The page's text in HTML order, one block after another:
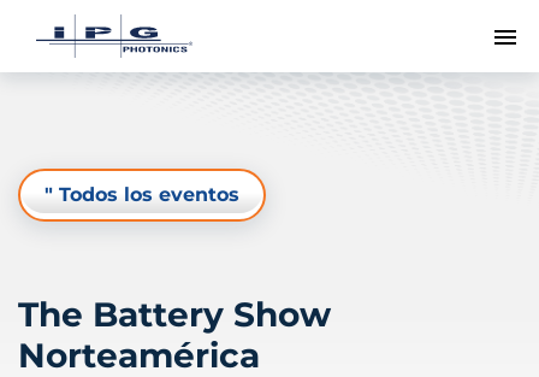
" Todos los eventos
The Battery Show
Norteamérica